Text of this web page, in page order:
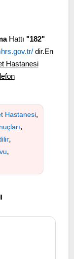
Hattı "182"
dir.En
Hastanesi
Hastanesi,
,
,
,